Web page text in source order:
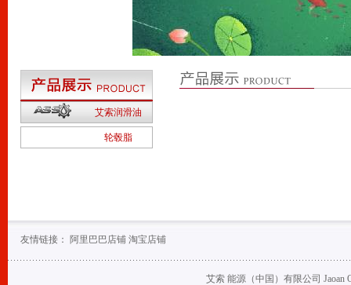
5
3
1
艾索润滑油
轮毂脂
友情链接： 阿里巴巴店铺 淘宝店铺
艾索 能源（中国）有限公司 Jaoan